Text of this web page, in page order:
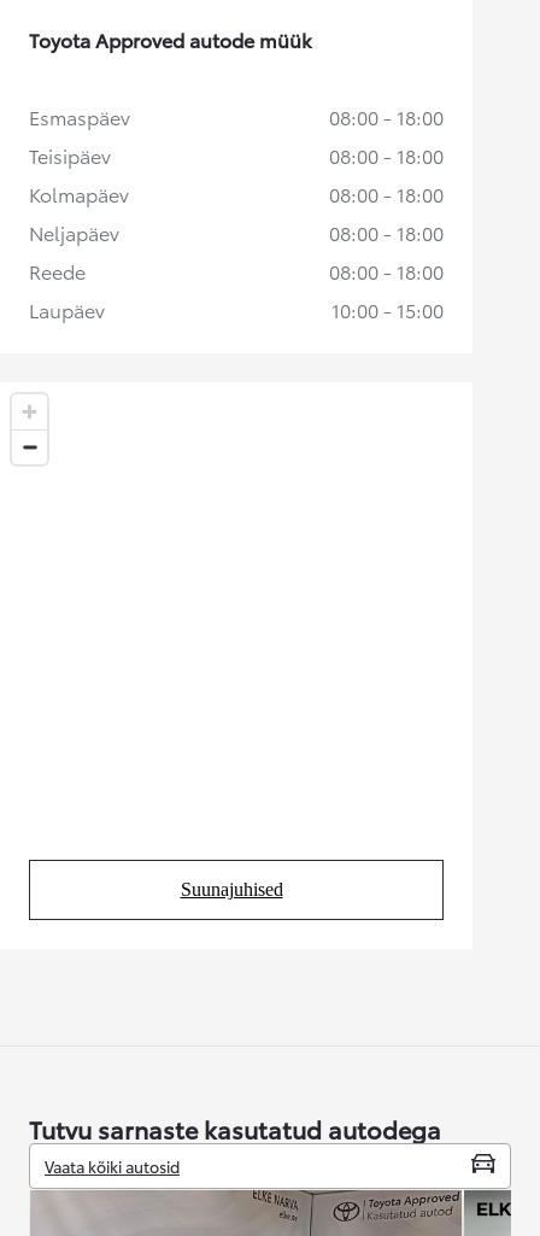
Suunajuhised
(Opens in new tab)
Toyota Approved autode müük
Esmaspäev
08:00 - 18:00
Teisipäev
08:00 - 18:00
Kolmapäev
08:00 - 18:00
Neljapäev
08:00 - 18:00
Reede
08:00 - 18:00
Laupäev
10:00 - 15:00
Tutvu sarnaste kasutatud autodega
Vaata kõiki autosid